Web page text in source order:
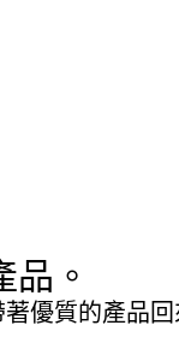
。
優質的產品